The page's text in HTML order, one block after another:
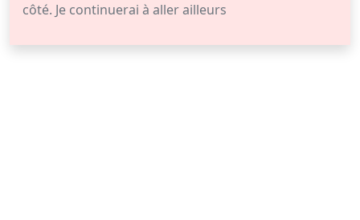
côté. Je continuerai à aller ailleurs